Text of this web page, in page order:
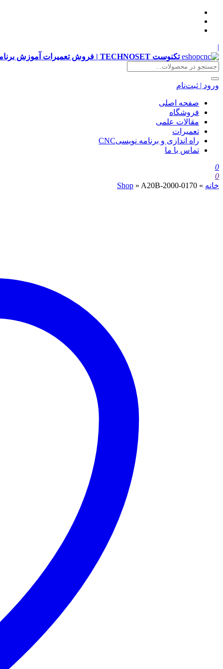
|
تکنوست TECHNOSET | فروش تعمیرات آموزش برنامه نویسی cnc زیمنس فانوک هایدن siemens ,fanuc, heidenhain ,hust, gsk
ورود | ثبت‌نام
صفحه اصلی
فروشگاه
مقالات علمی
تعمیرات
راه اندازی و برنامه نویسیCNC
تماس با ما
0
0
خانه »
Shop » A20B-2000-0170